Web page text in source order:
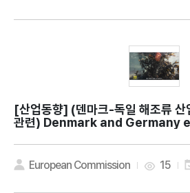
[산업동향]
관련) Denmark and Germany
food source
European Commission 15